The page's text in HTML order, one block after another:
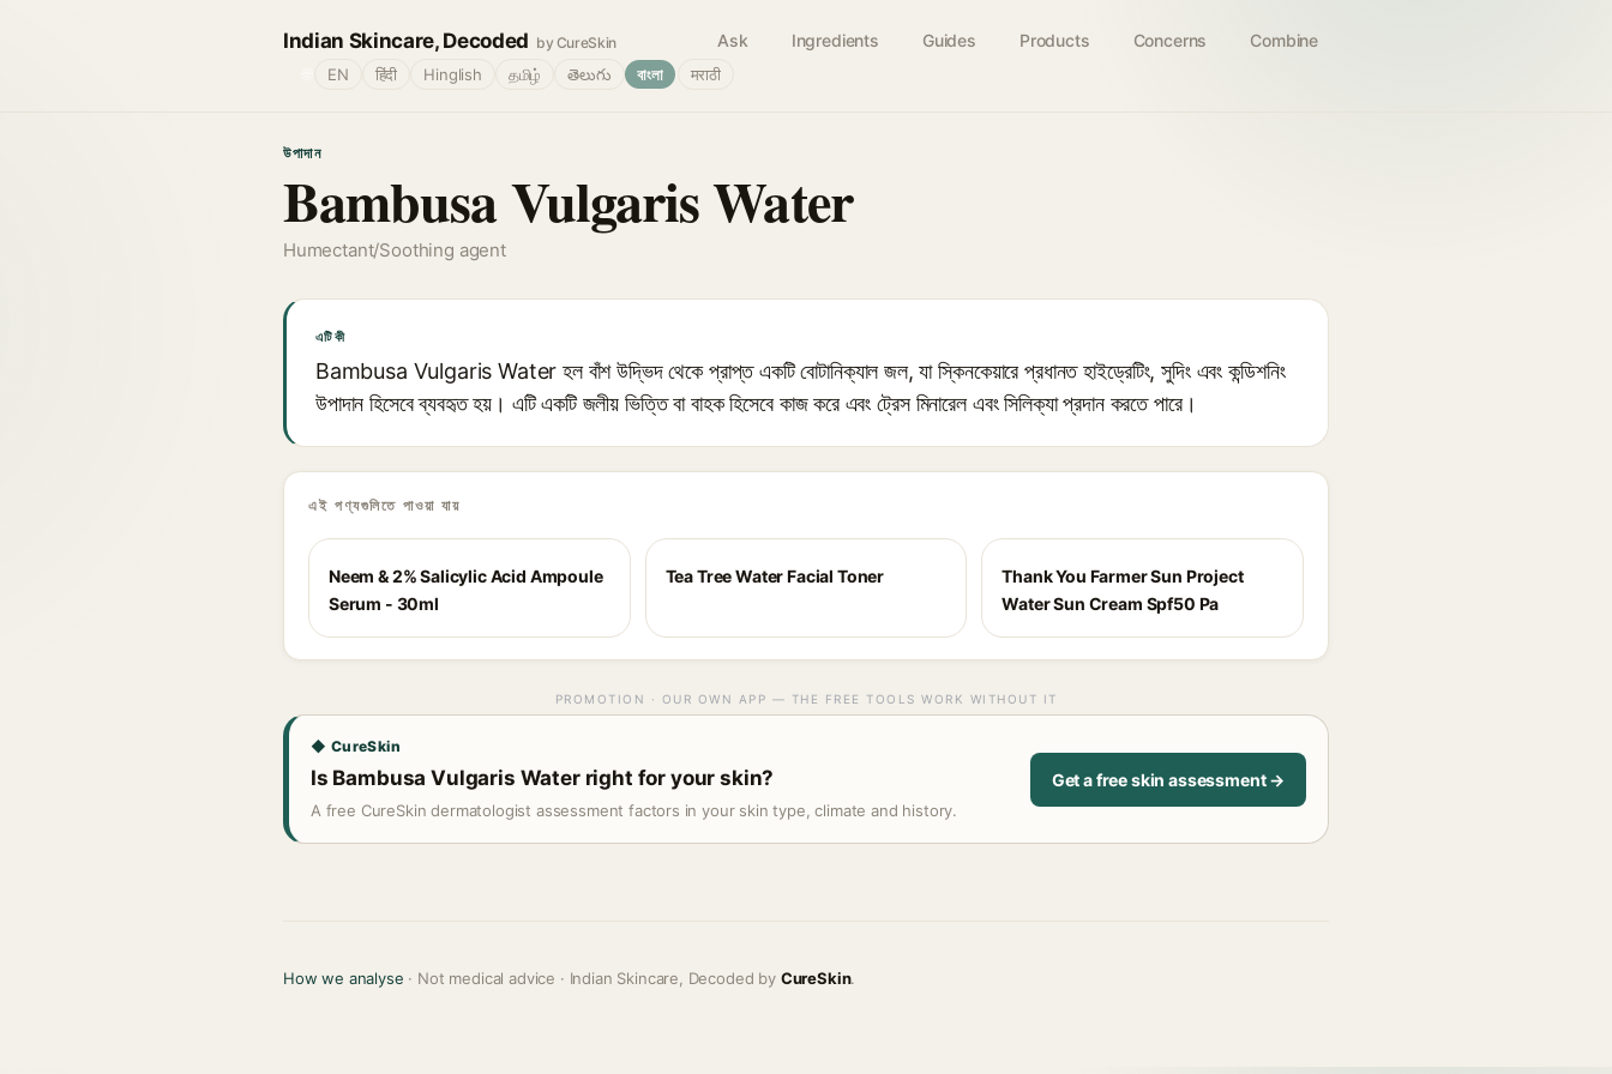
Indian Skincare, Decoded by CureSkin Ask Ingredients Guides Products Concerns Combine
EN हिंदी Hinglish தமிழ் తెలుగు বাংলা मराठी
উপাদান
Bambusa Vulgaris Water
Humectant/Soothing agent
এটি কী
Bambusa Vulgaris Water হল বাঁশ উদ্ভিদ থেকে প্রাপ্ত একটি বোটানিক্যাল জল, যা স্কিনকেয়ারে প্রধানত হাইড্রেটিং, সুদিং এবং কন্ডিশনিং
উপাদান হিসেবে ব্যবহৃত হয়। এটি একটি জলীয় ভিত্তি বা বাহক হিসেবে কাজ করে এবং ট্রেস মিনারেল এবং সিলিক্যা প্রদান করতে পারে।
এই পণ্যগুলিতে পাওয়া যায়
Neem & 2% Salicylic Acid Ampoule
Serum - 30ml
Tea Tree Water Facial Toner
Thank You Farmer Sun Project
Water Sun Cream Spf50 Pa
PROMOTION · OUR OWN APP — THE FREE TOOLS WORK WITHOUT IT
◆ CureSkin
Is Bambusa Vulgaris Water right for your skin?
A free CureSkin dermatologist assessment factors in your skin type, climate and history.
Get a free skin assessment →
How we analyse · Not medical advice · Indian Skincare, Decoded by CureSkin.